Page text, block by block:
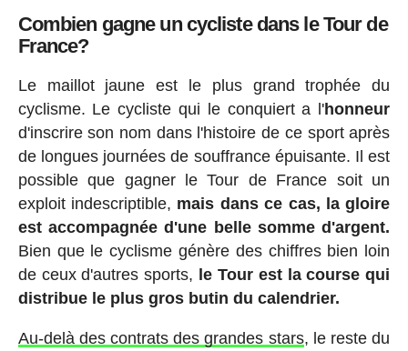
Combien gagne un cycliste dans le Tour de
France?
Le maillot jaune est le plus grand trophée du
cyclisme. Le cycliste qui le conquiert a l'honneur
d'inscrire son nom dans l'histoire de ce sport après
de longues journées de souffrance épuisante. Il est
possible que gagner le Tour de France soit un
exploit indescriptible, mais dans ce cas, la gloire
est accompagnée d'une belle somme d'argent.
Bien que le cyclisme génère des chiffres bien loin
de ceux d'autres sports, le Tour est la course qui
distribue le plus gros butin du calendrier.
Au-delà des contrats des grandes stars, le reste du